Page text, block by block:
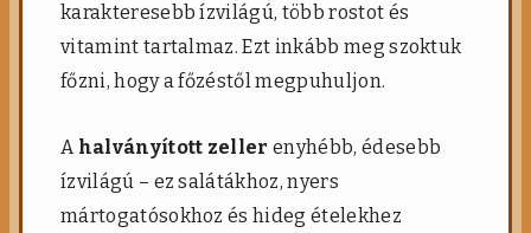
karakteresebb ízvilágú, több rostot és
vitamint tartalmaz. Ezt inkább meg szoktuk
főzni, hogy a főzéstől megpuhuljon.
A halványított zeller enyhébb, édesebb
ízvilágú – ez salátákhoz, nyers
mártogatósokhoz és hideg ételekhez